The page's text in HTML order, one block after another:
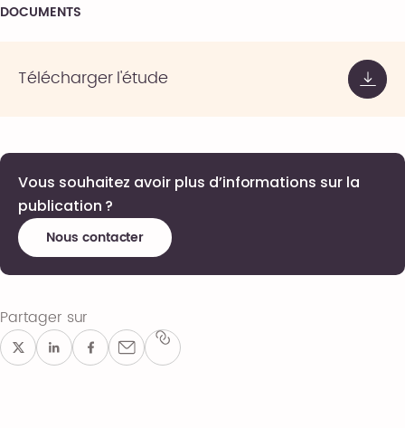
DOCUMENTS
Télécharger l'étude
Vous souhaitez avoir plus d’informations sur la
publication ?
Nous contacter
Partager sur